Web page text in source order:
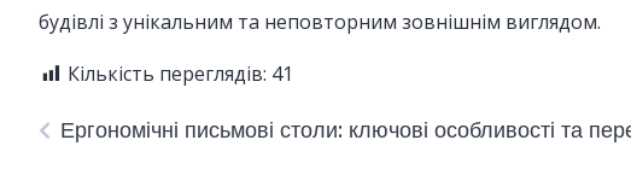
будівлі з унікальним та неповторним зовнішнім виглядом.
Кількість переглядів: 41
Ергономічні письмові столи: ключові особливості та